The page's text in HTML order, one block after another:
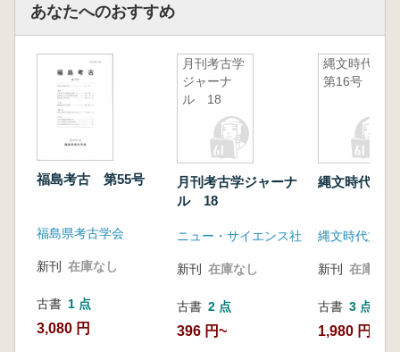
あなたへのおすすめ
福島考古 第55号
福島県考古学会
新刊 在庫なし
古書 1 点
3,080 円
月刊考古学
ジャーナ
ル 18
月刊考古学ジャーナ
ル 18
ニュー・サイエンス社
新刊 在庫なし
古書 2 点
396 円~
縄文時代
第16号
縄文時代 第
縄文時代文化
新刊 在庫なし
古書 3 点
1,980 円~